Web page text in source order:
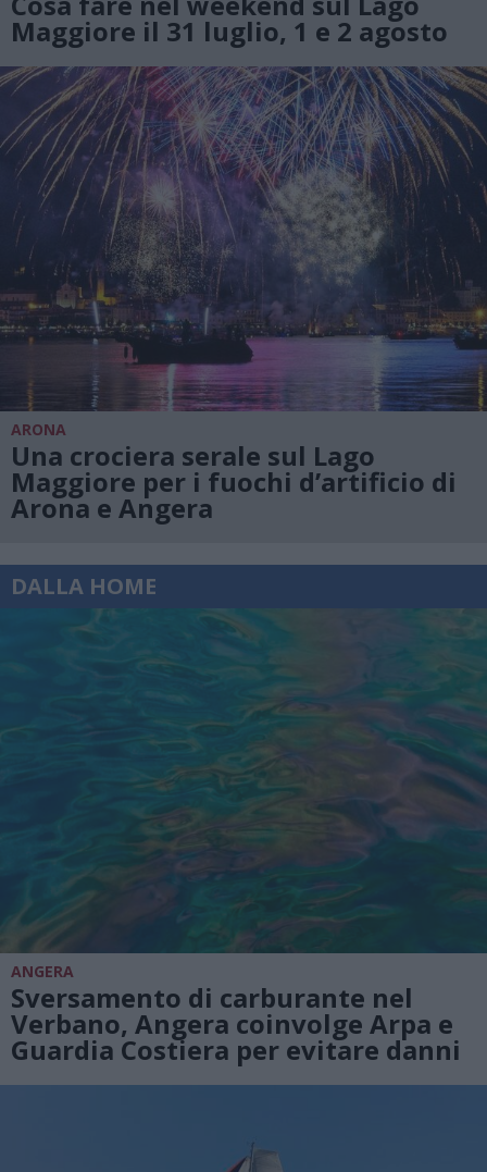
Maggiore il 31 luglio, 1 e 2 agosto
ARONA
Una crociera serale sul Lago
Maggiore per i fuochi d’artificio di
Arona e Angera
DALLA HOME
ANGERA
Sversamento di carburante nel
Verbano, Angera coinvolge Arpa e
Guardia Costiera per evitare danni